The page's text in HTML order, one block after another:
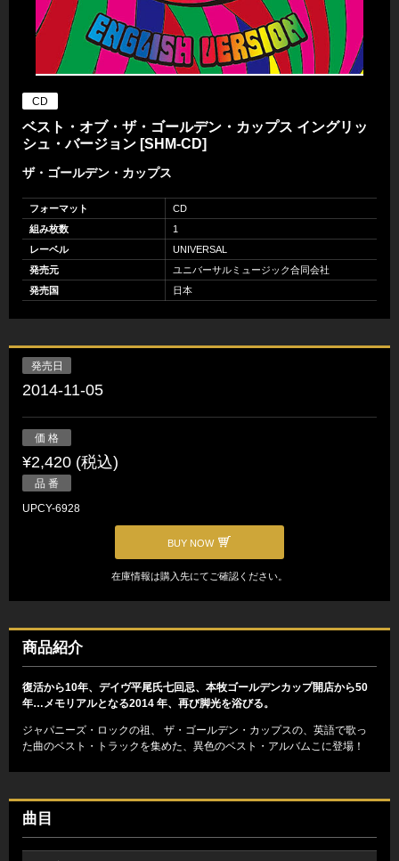
CD
ベスト・オブ・ザ・ゴールデン・カップス イングリッ
シュ・バージョン [SHM-CD]
ザ・ゴールデン・カップス
フォーマット
CD
組み枚数
1
レーベル
UNIVERSAL
発売元
ユニバーサルミュージック合同会社
発売国
日本
発売日
2014-11-05
価 格
¥2,420 (税込)
品 番
UPCY-6928
BUY NOW
在庫情報は購入先にてご確認ください。
商品紹介
復活から10年、デイヴ平尾氏七回忌、本牧ゴールデンカップ開店から50
年…メモリアルとなる2014 年、再び脚光を浴びる。
ジャパニーズ・ロックの祖、 ザ・ゴールデン・カップスの、英語で歌っ
た曲のベスト・トラックを集めた、異色のベスト・アルバムこに登場！
曲目